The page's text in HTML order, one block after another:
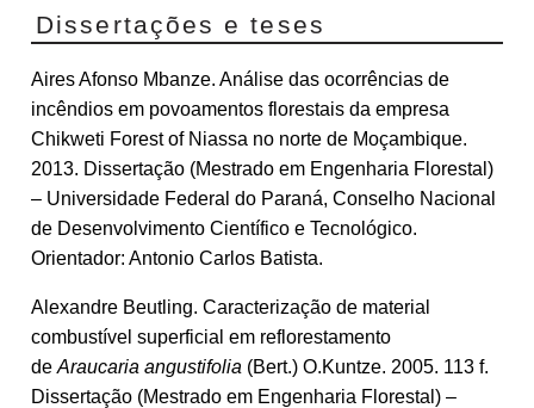
Dissertações e teses
Aires Afonso Mbanze. Análise das ocorrências de
incêndios em povoamentos florestais da empresa
Chikweti Forest of Niassa no norte de Moçambique.
2013. Dissertação (Mestrado em Engenharia Florestal)
– Universidade Federal do Paraná, Conselho Nacional
de Desenvolvimento Científico e Tecnológico.
Orientador: Antonio Carlos Batista.
Alexandre Beutling. Caracterização de material
combustível superficial em reflorestamento
de Araucaria angustifolia (Bert.) O.Kuntze. 2005. 113 f.
Dissertação (Mestrado em Engenharia Florestal) –